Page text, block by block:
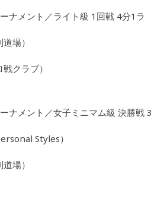
ナメント／ライト級 1回戦 4分1ラ
場）
クラブ）
ナメント／女子ミニマム級 決勝戦 3
Styles）
場）